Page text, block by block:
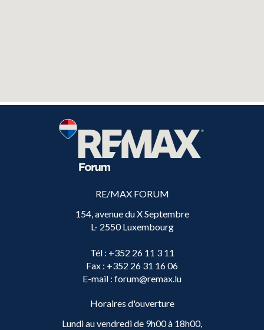
RE/MAX FORUM
154, avenue du X Septembre
L- 2550 Luxembourg
Tél: +352 26 11 3 11
Fax : +352 26 31 16 06
E-mail : forum@remax.lu
Horaires d'ouverture
Lundi au vendredi de 9h00 à 18h00,